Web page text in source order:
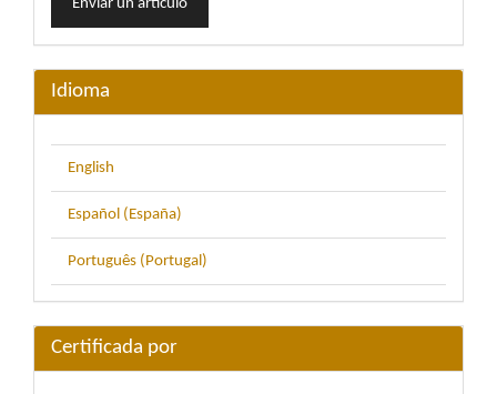
unEnviar un artículo
Idioma
English
Español (España)
Português (Portugal)
Certificada por